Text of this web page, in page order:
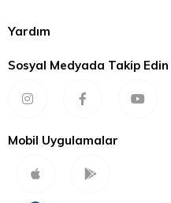
Yardım
Sosyal Medyada Takip Edin
Mobil Uygulamalar